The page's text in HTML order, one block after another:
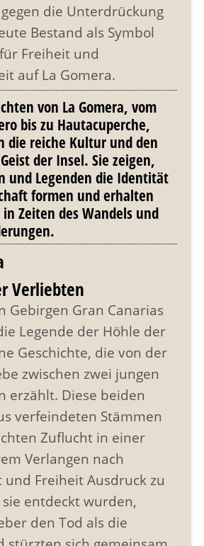
die Unterdrückung
Bestand als Symbol
Freiheit und
auf La Gomera.
von La Gomera, vom
bis zu Hautacuperche,
die reiche Kultur und den
der Insel. Sie zeigen,
und Legenden die Identität
formen und erhalten
Zeiten des Wandels und
Verliebten
Gebirgen Gran Canarias
Legende der Höhle der
Geschichte, die von der
zwischen zwei jungen
erzählt. Diese beiden
verfeindeten Stämmen
Zuflucht in einer
Verlangen nach
und Freiheit Ausdruck zu
entdeckt wurden,
den Tod als die